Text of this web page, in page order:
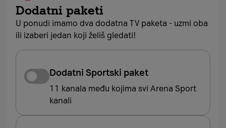
Dodatni paketi
U ponudi imamo dva dodatna TV paketa - uzmi oba
ili izaberi jedan koji želiš gledati!
Dodatni Sportski paket
11 kanala među kojima svi Arena Sport
kanali